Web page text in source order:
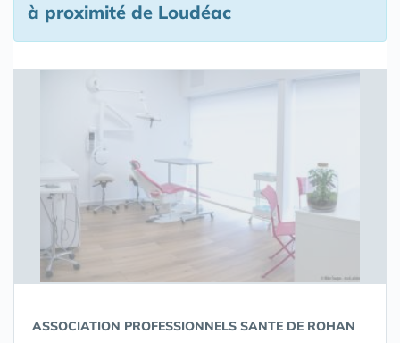
à proximité de Loudéac
ASSOCIATION PROFESSIONNELS SANTE DE ROHAN